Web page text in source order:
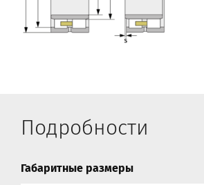
Подробности
Габаритные размеры